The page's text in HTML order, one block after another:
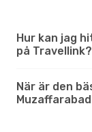
Hur kan jag
på Travellink?
När är den